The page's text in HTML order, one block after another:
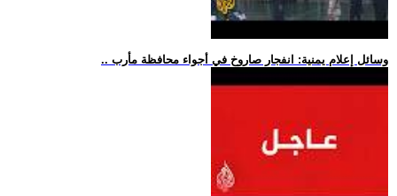
.. وسائل إعلام يمنية: انفجار صاروخ في أجواء محافظة مأرب